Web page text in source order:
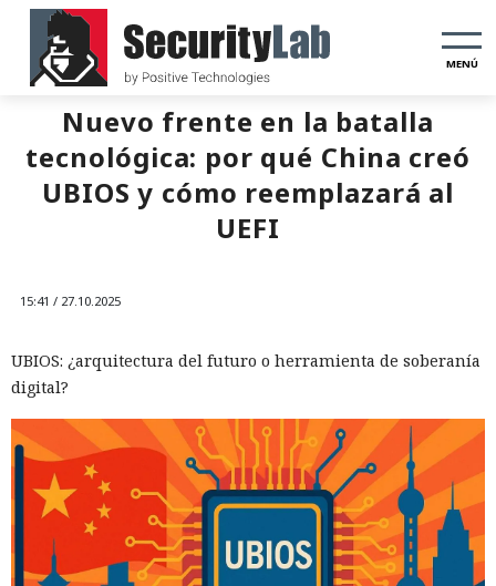
MENÚ
Nuevo frente en la batalla
tecnológica: por qué China creó
UBIOS y cómo reemplazará al
UEFI
15:41 / 27.10.2025
UBIOS: ¿arquitectura del futuro o herramienta de soberanía
digital?